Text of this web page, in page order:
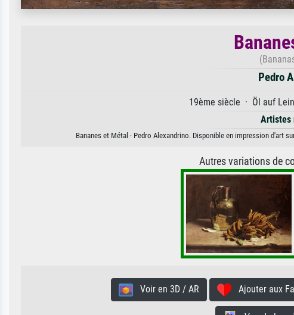
Pedro
19ème siècle · Öl auf
Artistes
Bananes et Métal · Pedro Alexandrino. Disponible en impression d'art
Autres variations de
Voir en 3D / AR Ajouter aux